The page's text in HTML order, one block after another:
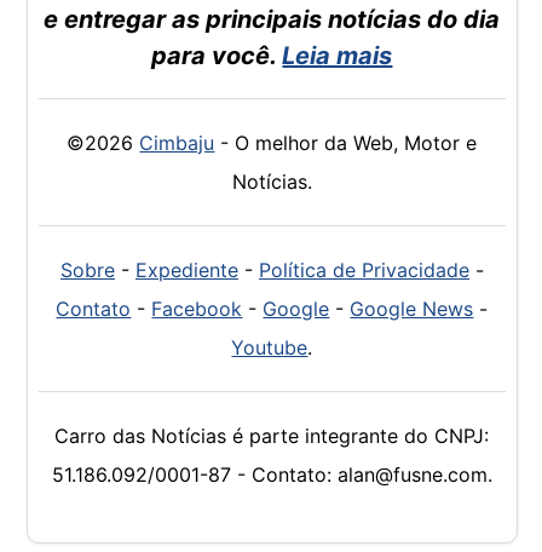
e entregar as principais notícias do dia
para você.Leia mais
©2026 Cimbaju - O melhor da Web, Motor e
Notícias.
Sobre- Expediente- Política de Privacidade-
Contato - Facebook - Google - Google News -
Youtube.
Carro das Notícias é parte integrante do CNPJ:
51.186.092/0001-87 - Contato: alan@fusne.com.